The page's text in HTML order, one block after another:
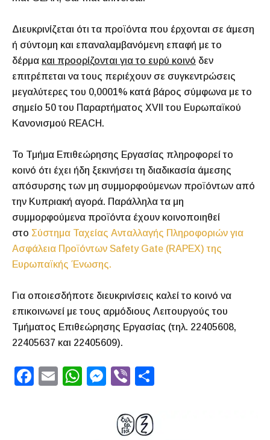
Διευκρινίζεται ότι τα προϊόντα που έρχονται σε άμεση
ή σύντομη και επαναλαμβανόμενη επαφή με το
δέρμα και προορίζονται για το ευρύ κοινό δεν
επιτρέπεται να τους περιέχουν σε συγκεντρώσεις
μεγαλύτερες του 0,0001% κατά βάρος σύμφωνα με το
σημείο 50 του Παραρτήματος XVII του Ευρωπαϊκού
Κανονισμού REACH.
Το Τμήμα Επιθεώρησης Εργασίας πληροφορεί το
κοινό ότι έχει ήδη ξεκινήσει τη διαδικασία άμεσης
απόσυρσης των μη συμμορφούμενων προϊόντων από
την Κυπριακή αγορά. Παράλληλα τα μη
συμμορφούμενα προϊόντα έχουν κοινοποιηθεί
στο Σύστημα Ταχείας Ανταλλαγής Πληροφοριών για
Ασφάλεια Προϊόντων Safety Gate (RAPEX) της
Ευρωπαϊκής Ένωσης.
Για οποιεσδήποτε διευκρινίσεις καλεί το κοινό να
επικοινωνεί με τους αρμόδιους Λειτουργούς του
Τμήματος Επιθεώρησης Εργασίας (τηλ. 22405608,
22405637 και 22405609).
F
E
W
M
Vi
er